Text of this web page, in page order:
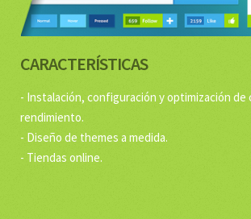
sitio correcto.
VER EJEMPLO DE WEB